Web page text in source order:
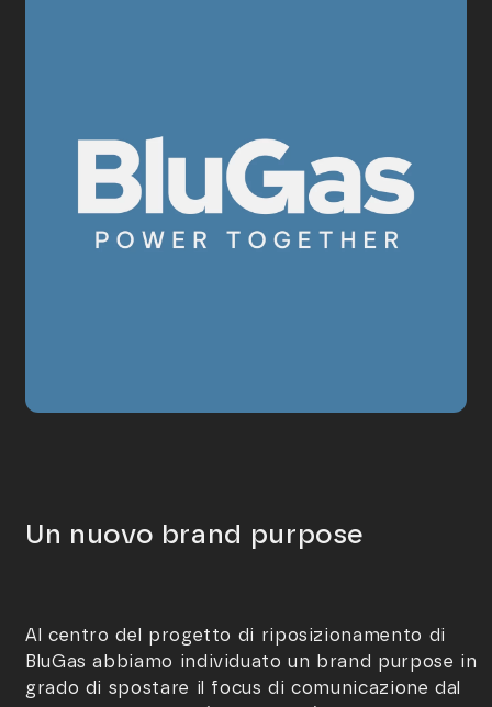
Un nuovo brand purpose
Al centro del progetto di riposizionamento di
BluGas abbiamo individuato un brand purpose in
grado di spostare il focus di comunicazione dal